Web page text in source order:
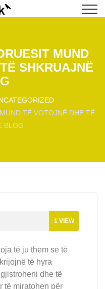
MUND
SHKRUAJNË
TË VOTOJNË DHE TË
BLOG
1 VIEW
të ju them se të
të hyra
dhe të
të miratohen për